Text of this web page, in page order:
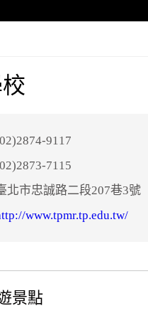
9117
7115
市忠誠路二段207巷3號
www.tpmr.tp.edu.tw/
景點